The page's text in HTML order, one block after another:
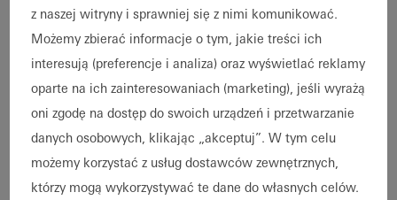
Udane projekty we
wszystkich klasach
użytkowania
Fasady firmy Schüco nie tworzą zwykłych
budynków, lecz wyjątkowe obiekty
architektoniczne. W każdej klasie
użytkowania Schüco łączy
z naszej witryny i sprawniej się z nimi komunikować.
Możemy zbierać informacje o tym, jakie treści ich
interesują (preferencje i analiza) oraz wyświetlać reklamy
oparte na ich zainteresowaniach (marketing), jeśli wyrażą
oni zgodę na dostęp do swoich urządzeń i przetwarzanie
danych osobowych, klikając „akceptuj”. W tym celu
możemy korzystać z usług dostawców zewnętrznych,
którzy mogą wykorzystywać te dane do własnych celów.